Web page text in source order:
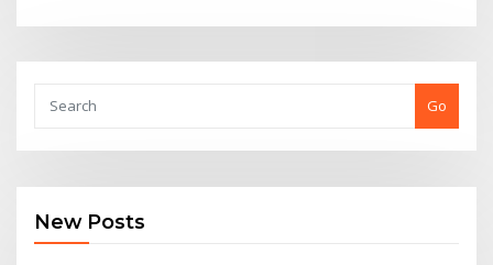
Go
New Posts